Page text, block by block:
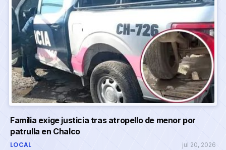
Familia exige justicia tras atropello de menor por
patrulla en Chalco
LOCAL jul 20, 2026